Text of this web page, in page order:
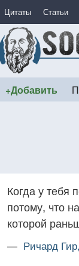
Цитаты Статьи
+Добавить
Когда у тебя
потому, что
которой
— Ричард Гир,